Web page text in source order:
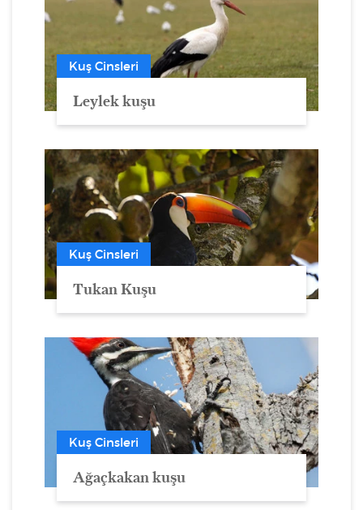
Kuş Cinsleri
Leylek kuşu
Kuş Cinsleri
Tukan Kuşu
Kuş Cinsleri
Ağaçkakan kuşu